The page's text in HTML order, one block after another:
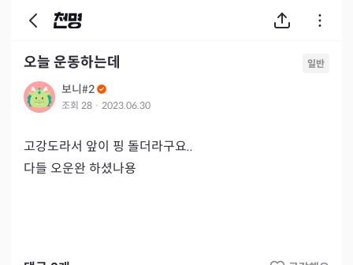
오늘 운동하는데 일반
보니#2
조회 28 · 2023.06.30
고강도라서 앞이 핑 돌더라구요..
다들 오운완 하셨나용